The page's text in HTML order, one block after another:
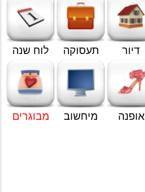
דיור תעסוקה לוח שנה
אופנה מיחשוב מבוגרים